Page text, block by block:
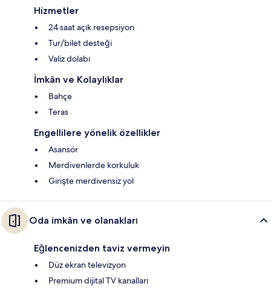
Hizmetler
24 saat açık resepsiyon
Tur/bilet desteği
Valiz dolabı
İmkân ve Kolaylıklar
Bahçe
Teras
Engellilere yönelik özellikler
Asansör
Merdivenlerde korkuluk
Girişte merdivensiz yol
Oda imkân ve olanakları
Eğlencenizden taviz vermeyin
Düz ekran televizyon
Premium dijital TV kanalları